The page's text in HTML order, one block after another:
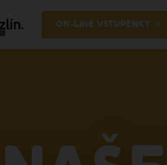
ON-LINE VSTUPENKY